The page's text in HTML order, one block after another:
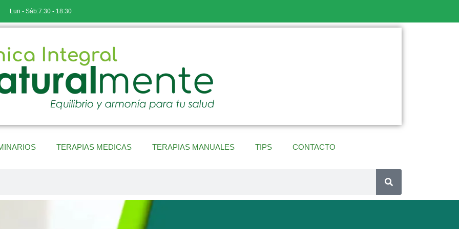
Lun - Sáb:7:30 - 18:30
TERAPIAS MEDICAS TERAPIAS MANUALES TIPS CONTACTO